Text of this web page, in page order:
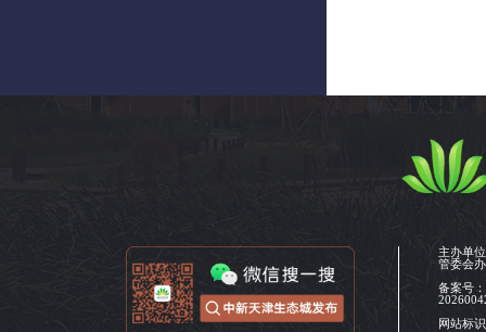
主办单
管委会
备案号：
网站标